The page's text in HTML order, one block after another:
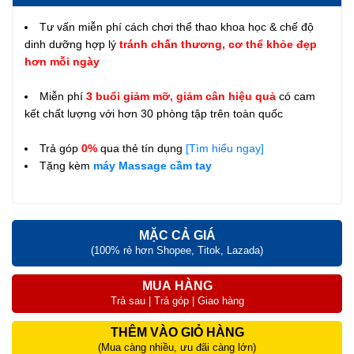
Tư vấn miễn phí cách chơi thể thao khoa học & chế độ
dinh dưỡng hợp lý tránh chấn thương, cơ thể khỏe đẹp
hơn mỗi ngày
Miễn phí 3 buổi giảm mỡ, giảm cân hiệu quả có cam
kết chất lượng với hơn 30 phòng tập trên toàn quốc
Trả góp 0% qua thẻ tín dụng [Tìm hiểu ngay]
Tặng kèm máy Massage cầm tay
MẶC CẢ GIÁ
(100% rẻ hơn Shopee, Titok, Lazada)
MUA HÀNG
Trả sau | Trả góp | Giao hàng
THÊM VÀO GIỎ HÀNG
(Mua càng nhiều, ưu đãi càng lớn)